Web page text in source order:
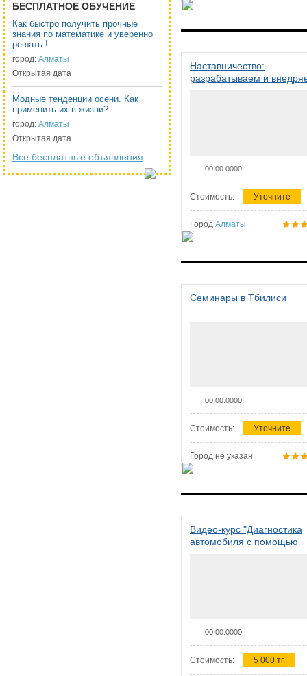
БЕСПЛАТНОЕ ОБУЧЕНИЕ
Как быстро получить прочные
знания по математике и уверенно
решать !
город: Алматы
Открытая дата
Модные тенденции осени. Как
применить их в жизни?
город: Алматы
Открытая дата
Все бесплатные объявления
Наставничество:
разрабатываем и
00.00.0000
Стоимость: Уточните
Город Алматы
Семинары в Тбилиси
00.00.0000
Стоимость: Уточните
Город не указан
Видео-курс "Диагностика
автомобиля с помощью
00.00.0000
Стоимость: 5 000 тг.